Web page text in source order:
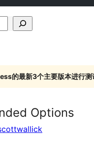
的最新3个主要版本进行测
Options